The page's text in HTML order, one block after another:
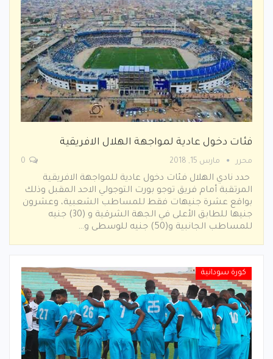
فئات دخول عادية لمواجهة الهلال الافريقية
محرر مارس 15, 2018
حدد نادي الهلال فئات دخول عادية للمواجهة الافريقية
المرتقبة أمام فريق توجو بورت التوجولي الاحد المقبل وذلك
بواقع عشرة جنيهات فقط للمساطب الشعبية، وعشرون
جنيها للطابق الأعلى في الجهة الشرقية و (30) جنيه
للمساطب الجانبية و(50) جنيه للوسطى و…
كورة سودانية